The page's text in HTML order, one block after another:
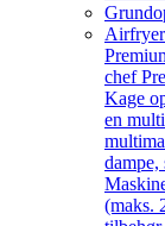
chef
Kage
en
dampe,
(maks.